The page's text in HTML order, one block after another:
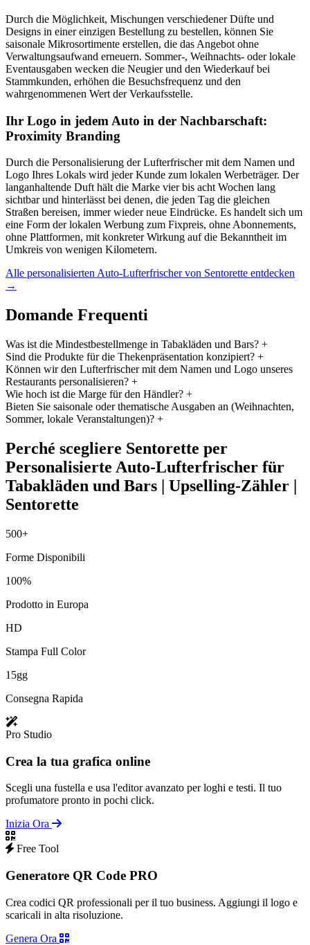
Durch die Möglichkeit, Mischungen verschiedener Düfte und
Designs in einer einzigen Bestellung zu bestellen, können Sie
saisonale Mikrosortimente erstellen, die das Angebot ohne
Verwaltungsaufwand erneuern. Sommer-, Weihnachts- oder lokale
Eventausgaben wecken die Neugier und den Wiederkauf bei
Stammkunden, erhöhen die Besuchsfrequenz und den
wahrgenommenen Wert der Verkaufsstelle.
Ihr Logo in jedem Auto in der Nachbarschaft:
Proximity Branding
Durch die Personalisierung der Lufterfrischer mit dem Namen und
Logo Ihres Lokals wird jeder Kunde zum lokalen Werbeträger. Der
langanhaltende Duft hält die Marke vier bis acht Wochen lang
sichtbar und hinterlässt bei denen, die jeden Tag die gleichen
Straßen bereisen, immer wieder neue Eindrücke. Es handelt sich um
eine Form der lokalen Werbung zum Fixpreis, ohne Abonnements,
ohne Plattformen, mit konkreter Wirkung auf die Bekanntheit im
Umkreis von wenigen Kilometern.
Alle personalisierten Auto-Lufterfrischer von Sentorette entdecken
→
Domande Frequenti
Was ist die Mindestbestellmenge in Tabakläden und Bars? +
Sind die Produkte für die Thekenpräsentation konzipiert? +
Können wir den Lufterfrischer mit dem Namen und Logo unseres
Restaurants personalisieren? +
Wie hoch ist die Marge für den Händler? +
Bieten Sie saisonale oder thematische Ausgaben an (Weihnachten,
Sommer, lokale Veranstaltungen)? +
Perché scegliere Sentorette per
Personalisierte Auto-Lufterfrischer für
Tabakläden und Bars | Upselling-Zähler |
Sentorette
500+
Forme Disponibili
100%
Prodotto in Europa
HD
Stampa Full Color
15gg
Consegna Rapida
Pro Studio
Crea la tua grafica online
Scegli una fustella e usa l'editor avanzato per loghi e testi. Il tuo
profumatore pronto in pochi click.
Inizia Ora
Free Tool
Generatore QR Code PRO
Crea codici QR professionali per il tuo business. Aggiungi il logo e
scaricali in alta risoluzione.
Genera Ora